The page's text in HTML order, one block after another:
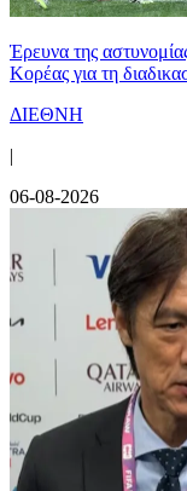
Έρευνα της
Κορέας για τη
ΔΙΕΘΝΗ
|
06-08-2026